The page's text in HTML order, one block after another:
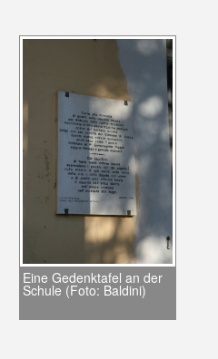
Eine Gedenktafel an der
Schule (Foto: Baldini)